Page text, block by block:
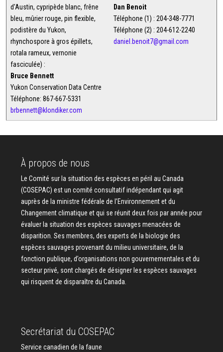
d'Austin, cypripède blanc, frêne
bleu, mûrier rouge, pin flexible,
podistère du Yukon,
rhynchospore à gros épillets,
rotala rameux, vernonie
fasciculée) :
Bruce Bennett
Yukon Conservation Data Centre
Téléphone: 867-667-5331
brbennett@klondiker.com
Dan Benoit
Téléphone (1) : 204-348-7771
Téléphone (2) : 204-612-2240
daniel.benoit7@gmail.com
À propos de nous
Le Comité sur la situation des espèces en péril au Canada
(COSEPAC) est un comité consultatif indépendant qui agit
auprès de la ministre fédérale de l’Environnement et du
Changement climatique et qui se réunit deux fois par année pour
évaluer la situation des espèces sauvages menacées de
disparition. Ses membres, des experts de la biologie des
espèces sauvages provenant du milieu universitaire, de la
fonction publique, d’organisations non gouvernementales et du
secteur privé, sont chargés de désigner les espèces sauvages
qui risquent de disparaître du Canada.
Secrétariat du COSEPAC
Service canadien de la faune